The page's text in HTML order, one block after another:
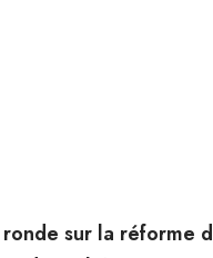
sur la réforme